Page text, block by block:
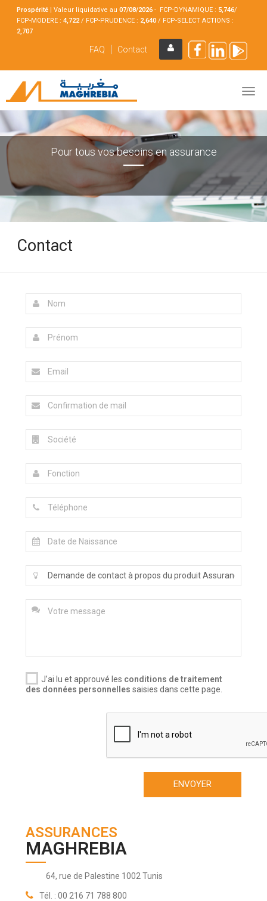
Prospérité | Valeur liquidative au07/08/2026 - FCP-DYNAMIQUE : 5,746/
FCP-MODERE :4,722/ FCP-PRUDENCE : 2,640 / FCP-SELECT ACTIONS :
2,707
FAQ Contact
Pour tous vos besoins en assurance
Contact
J’ai lu et approuvé les conditions de traitement
des données personnelles saisies dans cette page.
ENVOYER
ASSURANCES
MAGHREBIA
64, rue de Palestine 1002 Tunis
Tél. : 00 216 71 788 800